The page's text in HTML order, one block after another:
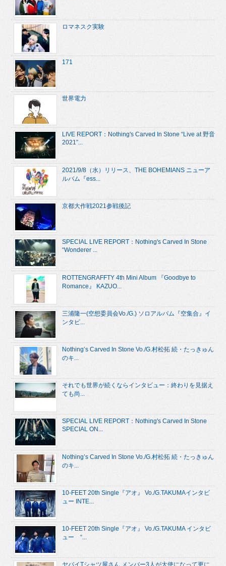
ロマネスク実験
171
世界電力
LIVE REPORT：Nothing's Carved In Stone “Live at 野音
2021”...
2021/9/8（水）リリース、THE BOHEMIANS ニューア
ルバム『ess...
京都大作戦2021参戦後記
SPECIAL LIVE REPORT：Nothing's Carved In Stone
“Wonderer ...
ROTTENGRAFFTY 4th Mini Album 『Goodbye to
Romance』 KAZUO...
三浦隆一(空想委員会Vo./G.) ソロアルバム『空集合』イ
ンタビ...
Nothing’s Carved In Stone Vo./G.村松拓 続・たっきゅん
のキ...
それでも世界が続くならインタビュー：終わりを見据え
ても尚...
SPECIAL LIVE REPORT：Nothing's Carved In Stone
SPECIAL ON...
Nothing’s Carved In Stone Vo./G.村松拓 続・たっきゅん
のキ...
10-FEET 20th Single『アオ』 Vo./G.TAKUMAインタビ
ュー INTE...
10-FEET 20th Single『アオ』 Vo./G.TAKUMA インタビ
ュー “...
ヤバイTシャツ屋さん メンバー3人が大使になって更に